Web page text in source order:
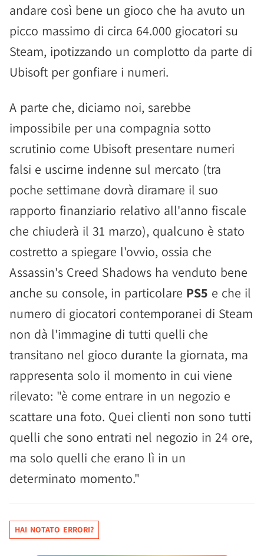
andare così bene un gioco che ha avuto un
picco massimo di circa 64.000 giocatori su
Steam, ipotizzando un complotto da parte di
Ubisoft per gonfiare i numeri.
A parte che, diciamo noi, sarebbe
impossibile per una compagnia sotto
scrutinio come Ubisoft presentare numeri
falsi e uscirne indenne sul mercato (tra
poche settimane dovrà diramare il suo
rapporto finanziario relativo all'anno fiscale
che chiuderà il 31 marzo), qualcuno è stato
costretto a spiegare l'ovvio, ossia che
Assassin's Creed Shadows ha venduto bene
anche su console, in particolare PS5 e che il
numero di giocatori contemporanei di Steam
non dà l'immagine di tutti quelli che
transitano nel gioco durante la giornata, ma
rappresenta solo il momento in cui viene
rilevato: "è come entrare in un negozio e
scattare una foto. Quei clienti non sono tutti
quelli che sono entrati nel negozio in 24 ore,
ma solo quelli che erano lì in un
determinato momento."
HAI NOTATO ERRORI?